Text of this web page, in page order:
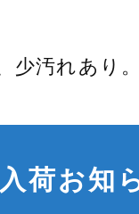
少汚れあり
荷お知